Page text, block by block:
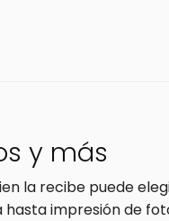
y más
la recibe puede
impresión de